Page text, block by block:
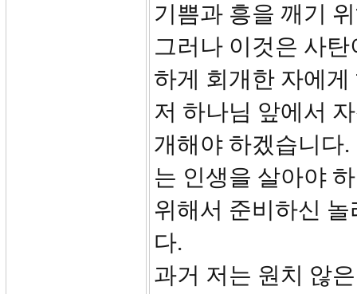
기쁨과 흥을 깨기
그러나 이것은 사
하게 회개한 자에
저 하나님 앞에서
개해야 하겠습니다
는 인생을 살아야
위해서 준비하신
다.
과거 저는 원치 않